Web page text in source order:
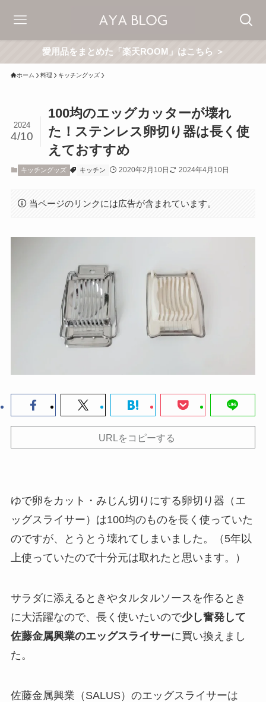
愛用品をまとめた「楽天ROOM」はこちら ＞
ホーム 料理 キッチングッズ
100均のエッグカッターが壊れ
た！ステンレス卵切り器は長く使
えておすすめ
2024
4/10
キッチングッズ キッチン 2020年2月10日 2024年4月10日
当ページのリンクには広告が含まれています。
URLをコピーする
ゆで卵をカット・みじん切りにする卵切り器（エ
ッグスライサー）は100均のものを長く使っていた
のですが、とうとう壊れてしまいました。（5年以
上使っていたので十分元は取れたと思います。）
サラダに添えるときやタルタルソースを作るとき
に大活躍なので、長く使いたいので少し奮発して
佐藤金属興業のエッグスライサーに買い換えまし
た。
佐藤金属興業（SALUS）のエッグスライサーは